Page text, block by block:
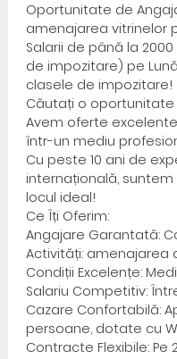
Oportunitate de
amenajarea vitrinelor
Salarii de până la 2000
de impozitare) pe
clasele de impozitare!
Căutați o
Avem oferte
într-un mediu
Cu peste 10 ani de
internațională,
locul ideal!
Ce Îți Oferim:
Angajare Garantată:
Activități: amenajarea
Condiții Excelențe:
Salariu Competitiv:
Cazare Confortabilă:
persoane, dotate cu
Contracte Flexibile: Pe